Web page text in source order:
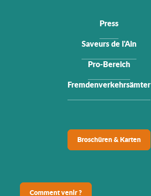
Press
Saveurs de l'Ain
Pro-Bereich
Fremdenverkehrsämter
Broschüren & Karten
Comment venir ?